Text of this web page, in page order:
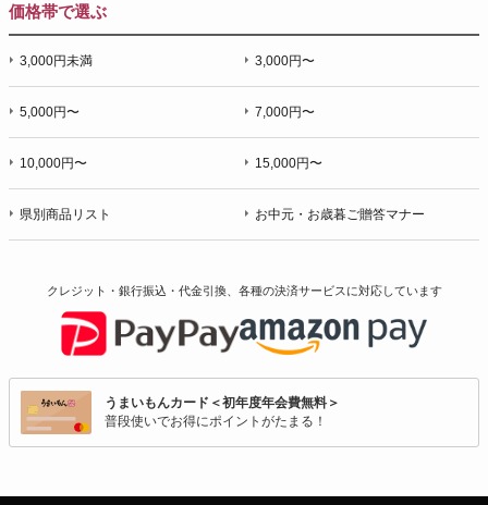
価格帯で選ぶ
3,000円未満 3,000円〜
5,000円〜 7,000円〜
10,000円〜 15,000円〜
県別商品リスト お中元・お歳暮ご贈答マナー
クレジット・銀行振込・代金引換、各種の決済サービスに対応しています
うまいもんカード＜初年度年会費無料＞
普段使いでお得にポイントがたまる！